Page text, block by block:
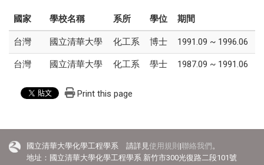
國家 學校名稱 系所 學位 期間
台灣 國立清華大學 化工系 博士 1991.09 ~ 1996.06
台灣 國立清華大學 化工系 學士 1987.09 ~ 1991.06
Print this page
國立清華大學化學工程學系 請詳見使用規則 |聯絡我們 。
地址：國立清華大學化學工程學系 新竹市300光復路二段101號